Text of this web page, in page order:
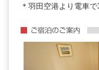
＊羽田空港より電車で